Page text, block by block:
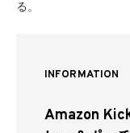
る。
INFORMATION
Amazon